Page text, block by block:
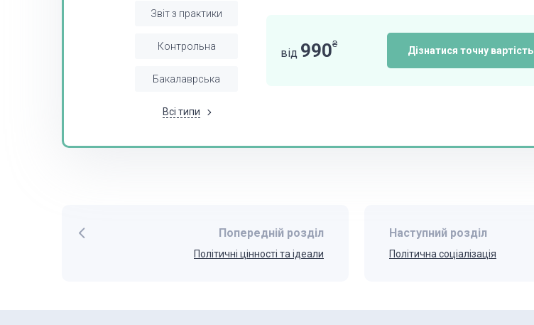
Звіт з практики
Контрольна
Бакалаврська
Всі типи
від 990₴
Дізнатися точну вартість
Попередній розділ
Політичні цінності та ідеали
Наступний розділ
Політична соціалізація